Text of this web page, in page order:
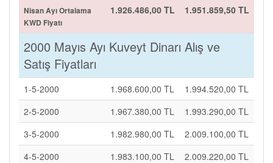
Nisan Ayı Ortalama
KWD Fiyatı
1.926.486,00 TL 1.951.859,50 TL
2000 Mayıs Ayı Kuveyt Dinarı Alış ve
Satış Fiyatları
1-5-2000 1.968.600,00 TL
1.994.520,00 TL
2-5-2000
1.967.380,00 TL
1.993.290,00 TL
3-5-2000
1.982.980,00 TL
2.009.100,00 TL
4-5-2000
1.983.100,00 TL
2.009.220,00 TL